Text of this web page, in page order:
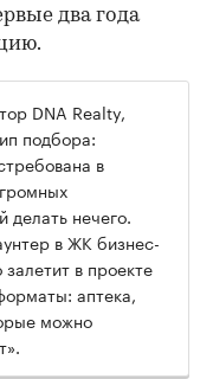
два года
DNA Realty,
подбора:
в
делать нечего.
в ЖК бизнес-
в проекте
аптека,
можно